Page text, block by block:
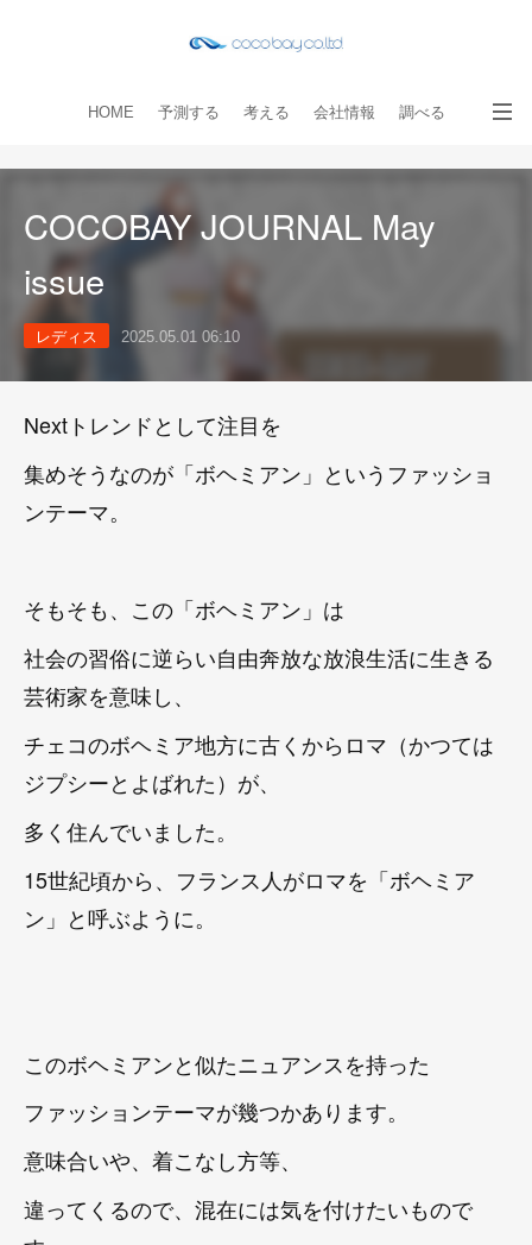
HOME 予測する 考える 会社情報 調べる
COCOBAY JOURNAL May
issue
レディス 2025.05.01 06:10
Nextトレンドとして注目を
集めそうなのが「ボヘミアン」というファッショ
ンテーマ。
そもそも、この「ボヘミアン」は
社会の習俗に逆らい自由奔放な放浪生活に生きる
芸術家を意味し、
チェコのボヘミア地方に古くからロマ（かつては
ジプシーとよばれた）が、
多く住んでいました。
15世紀頃から、フランス人がロマを「ボヘミア
ン」と呼ぶように。
このボヘミアンと似たニュアンスを持った
ファッションテーマが幾つかあります。
意味合いや、着こなし方等、
違ってくるので、混在には気を付けたいもので